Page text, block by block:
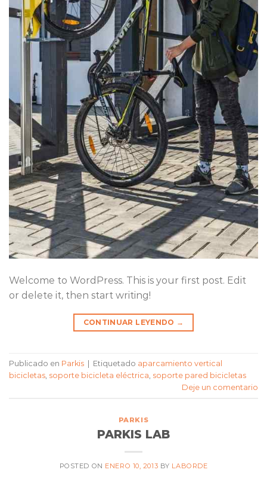
Welcome to WordPress. This is your first post. Edit
or delete it, then start writing!
CONTINUAR LEYENDO →
Publicado en Parkis | Etiquetado aparcamiento vertical
bicicletas soporte bicicleta eléctrica soporte pared bicicletas
Deje un comentario
PARKIS
PARKIS LAB
POSTED ON ENERO 10, 2013 BY LABORDE